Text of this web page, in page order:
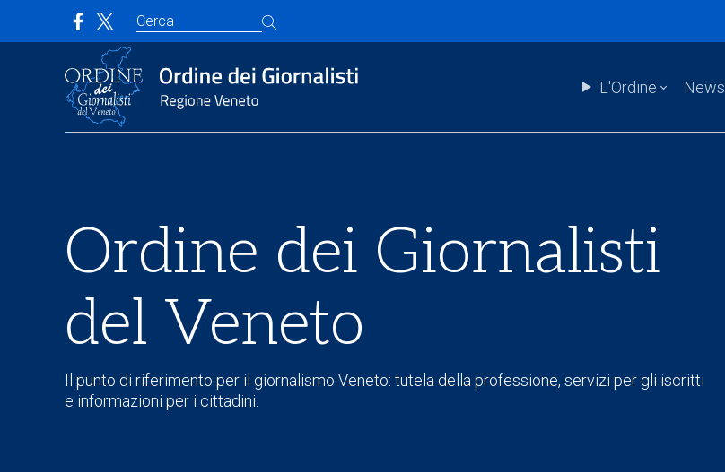
L'Ordine News
Ordine dei Giornalisti
del Veneto
Il punto di riferimento per il giornalismo Veneto: tutela della professione, servizi per gli iscritti
e informazioni per i cittadini.